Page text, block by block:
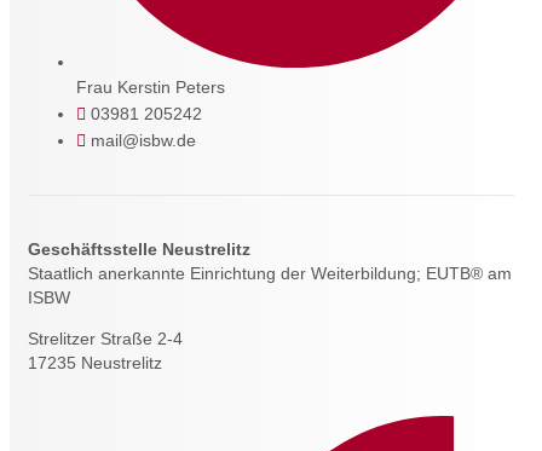
Frau Kerstin Peters
03981 205242
mail@isbw.de
Geschäftsstelle Neustrelitz
Staatlich anerkannte Einrichtung der Weiterbildung; EUTB® am
ISBW
Strelitzer Straße 2-4
17235 Neustrelitz